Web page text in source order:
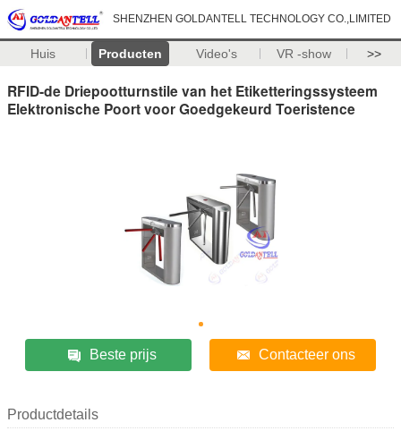
SHENZHEN GOLDANTELL TECHNOLOGY CO.,LIMITED
Huis Producten Video's VR -show >>
RFID-de Driepootturnstile van het Etiketteringssysteem
Elektronische Poort voor Goedgekeurd Toeristence
Beste prijs Contacteer ons
Productdetails